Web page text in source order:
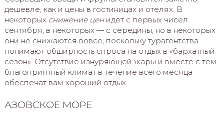
дешевле, как и цены в гостиницах и отелях. В
некоторых снижение ценидёт с первых чисел
сентября, в некоторых — с середины, но в некоторых
они не снижаются вовсе, поскольку турагентства
понимают обширность спроса на отдых в «бархатный
сезон». Отсутствие изнуряющей жары и вместе с тем
благоприятный климат в течение всего месяца
обеспечат вам хороший отдых.
АЗОВСКОЕ МОРЕ